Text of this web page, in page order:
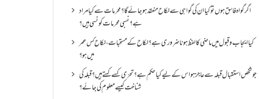
اگر گواہ فاسق ہوں تو کیا ان کی گواہی سے نکاح منعقد ہو جائے گا؟ محرمات سے کیا مراد
ہے؟ نسبی محرمات کونسی ہیں؟
کیا ایجاب و قبول میں ماضی کا لفظ ہونا ضروری ہے؟ نکاح کے مستحبات، نکاح کس عمر
میں ہو؟
جو شخص استقبال قبلہ سے عاجز ہو اس کے لیے کیا حکم ہے؟ تحرّی کسے کہتے ہیں؟ قبلہ کی
شناخت کیسے معلوم کی جائے؟